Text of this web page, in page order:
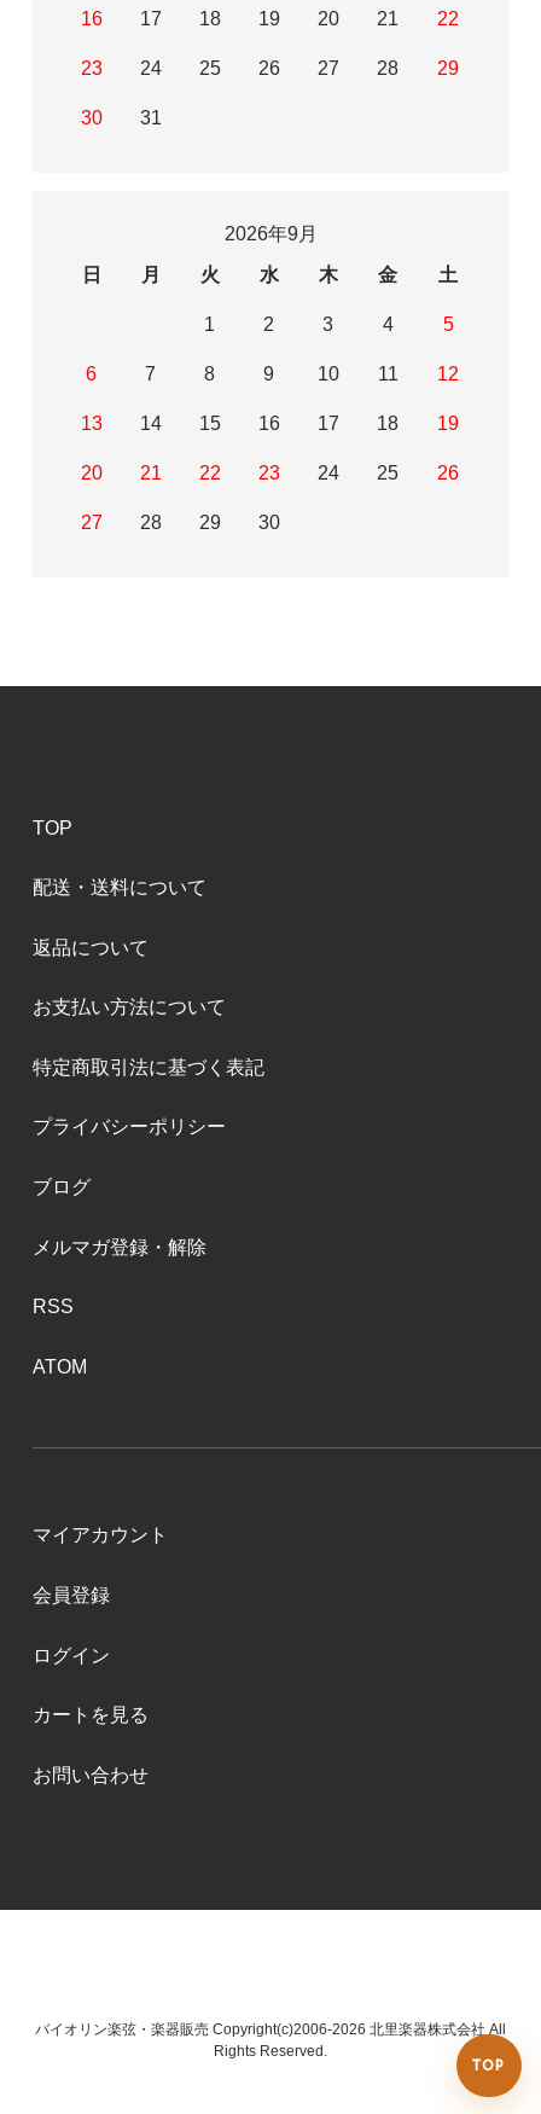
TOP
16 17 18 19 20 21 22
23 24 25 26 27 28 29
30 31
2026年9月
日
月 火 水 木 金 土
1 2 3 4 5
6 7 8 9 10 11 12
13 14 15 16 17 18 19
20 21 22 23 24 25 26
27 28 29 30
TOP
配送・送料について
返品について
お支払い方法について
特定商取引法に基づく表記
プライバシーポリシー
ブログ
メルマガ登録・解除
RSS
ATOM
マイアカウント
会員登録
ログイン
カートを見る
お問い合わせ
バイオリン楽弦・楽器販売 Copyright(c)2006-2026 北里楽器株式会社 All
Rights Reserved.